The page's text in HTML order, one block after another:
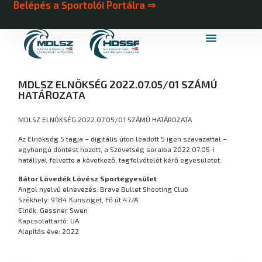
Belépés a Sportolói Portálra ⇒
MDLSZ ELNÖKSÉG 2022.07.05/01 SZÁMÚ
HATÁROZATA
MDLSZ ELNÖKSÉG 2022.07.05/01 SZÁMÚ HATÁROZATA
Az Elnökség 5 tagja – digitális úton leadott 5 igen szavazattal –
egyhangú döntést hozott, a Szövetség soraiba 2022.07.05-i
hatállyal felvette a következő, tagfelvételét kérő egyesületet:
Bátor Lövedék Lövész Sportegyesület
Angol nyelvű elnevezés: Brave Bullet Shooting Club
Székhely: 9184 Kunsziget, Fő út 47/A
Elnök: Gessner Swen
Kapcsolattartó: UA
Alapítás éve: 2022